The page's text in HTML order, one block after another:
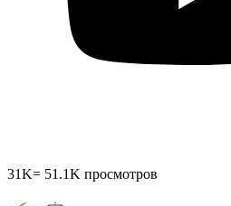
31K= 51.1K просмотров